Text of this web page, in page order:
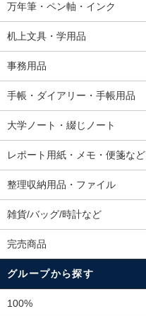
万年筆・ペン軸・インク
机上文具・学用品
事務用品
手帳・ダイアリー・手帳用品
大学ノート・綴じノート
レポート用紙・メモ・便箋など
整理収納用品・ファイル
雑貨/バッグ/時計など
完売商品
グループから探す
100%